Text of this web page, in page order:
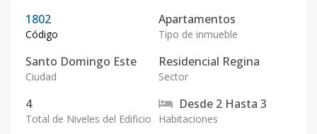
1802
Código
Apartamentos
Tipo de inmueble
Santo Domingo Este
Ciudad
Residencial Regina
Sector
4
Total de Niveles del Edificio
Desde 2 Hasta 3
Habitaciones